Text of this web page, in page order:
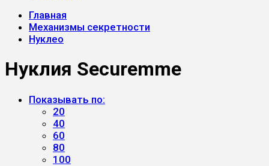
Главная
Механизмы секретности
Нуклео
Нуклия Securemme
Показывать по:
20
40
60
80
100